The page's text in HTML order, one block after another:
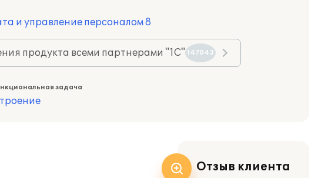
и управление персоналом 8
продукта всеми партнерами "1С" 147043
задача
Отзыв клиента